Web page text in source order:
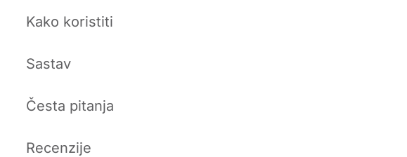
Kako koristiti
Sastav
Česta pitanja
Recenzije